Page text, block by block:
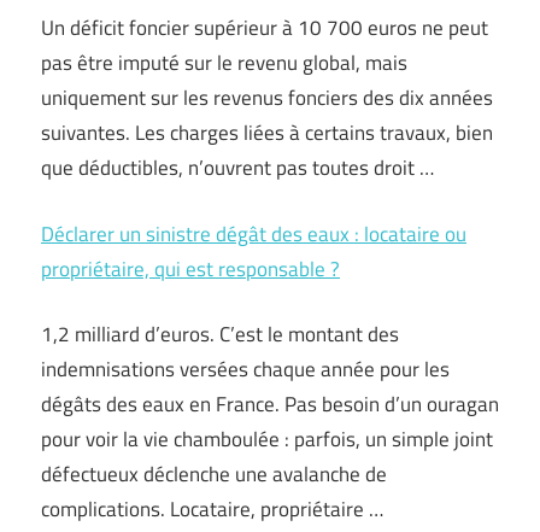
Un déficit foncier supérieur à 10 700 euros ne peut
pas être imputé sur le revenu global, mais
uniquement sur les revenus fonciers des dix années
suivantes. Les charges liées à certains travaux, bien
que déductibles, n’ouvrent pas toutes droit …
Déclarer un sinistre dégât des eaux : locataire ou
propriétaire, qui est responsable ?
1,2 milliard d’euros. C’est le montant des
indemnisations versées chaque année pour les
dégâts des eaux en France. Pas besoin d’un ouragan
pour voir la vie chamboulée : parfois, un simple joint
défectueux déclenche une avalanche de
complications. Locataire, propriétaire …